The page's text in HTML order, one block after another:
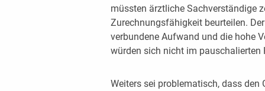
müssten ärztliche Sachverständige
Zurechnungsfähigkeit beurteilen.
verbundene Aufwand und die hohe
würden sich nicht im pauschalierten
Weiters sei problematisch, dass